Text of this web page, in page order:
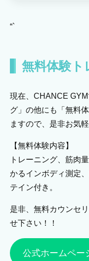
“`
無料体験ト
現在、CHANCE
グ」の他にも「無料
ますので、是非お気
【無料体験内容】
トレーニング、筋肉
かるインボディ測定
テイン付き。
是非、無料カウンセ
せ下さい！！
公式ホームペー